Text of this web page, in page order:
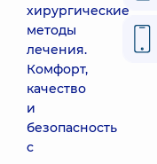
хирургические
методы
лечения.
Комфорт,
качество
и
безопасность
с